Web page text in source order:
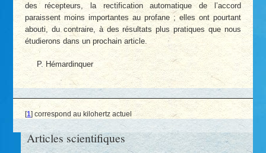
des récepteurs, la rectification automatique de l’accord
paraissent moins importantes au profane ; elles ont pourtant
abouti, du contraire, à des résultats plus pratiques que nous
étudierons dans un prochain article.
P. Hémardinquer
[1]correspond au kilohertz actuel
Articles scientifiques